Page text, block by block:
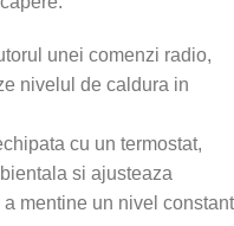
unei comenzi radio,
nivelul de caldura in
cu un termostat,
si ajusteaza
mentine un nivel constant